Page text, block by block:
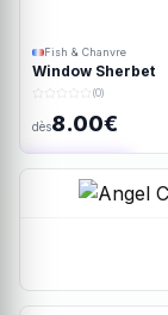
Fish & Chanvre
Window Sherbet
(0)
dès8.00€
Ajout rapide